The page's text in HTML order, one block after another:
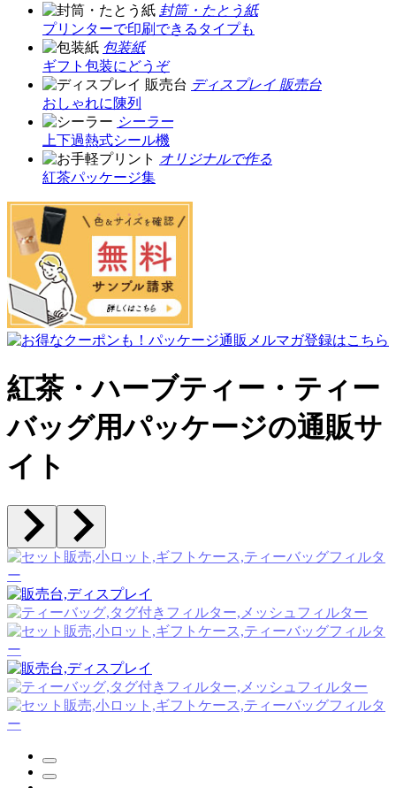
封筒・たとう紙
プリンターで印刷できるタイプも
包装紙
ギフト包装にどうぞ
ディスプレイ 販売台
おしゃれに陳列
シーラー
上下過熱式シール機
オリジナルで作る
紅茶パッケージ集
紅茶・ハーブティー・ティー
バッグ用パッケージの通販サ
イト